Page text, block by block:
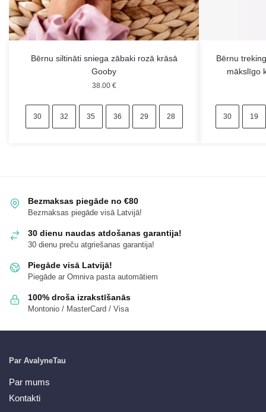
Bērnu siltināti sniega zābaki rozā krāsā
Gooby
38.00 €
30 32 35 36 29 28
Bērnu
mākslīgo
30 19
Bezmaksas piegāde no €80
Bezmaksas piegāde visā Latvijā!
30 dienu naudas atdošanas garantija!
30 dienu preču atgriešanas garantija!
Piegāde visā Latvijā!
Piegāde ar Omniva pasta automātiem
100% droša izrakstīšanās
Montonio / MasterCard / Visa
Par AvalyneTau
Par mums
Kontakti